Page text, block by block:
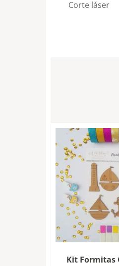
Corte láser
Kit Formitas